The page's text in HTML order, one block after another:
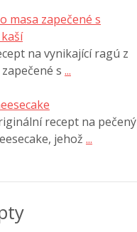
masa zapečené s
na vynikající ragú z
s ...
recept na pečený
jehož ...